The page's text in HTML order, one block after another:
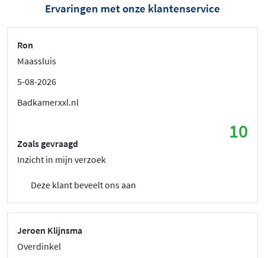
Ervaringen met onze klantenservice
Ron
Maassluis
5-08-2026
Badkamerxxl.nl
10
Zoals gevraagd
Inzicht in mijn verzoek
Deze klant beveelt ons aan
Jeroen Klijnsma
Overdinkel